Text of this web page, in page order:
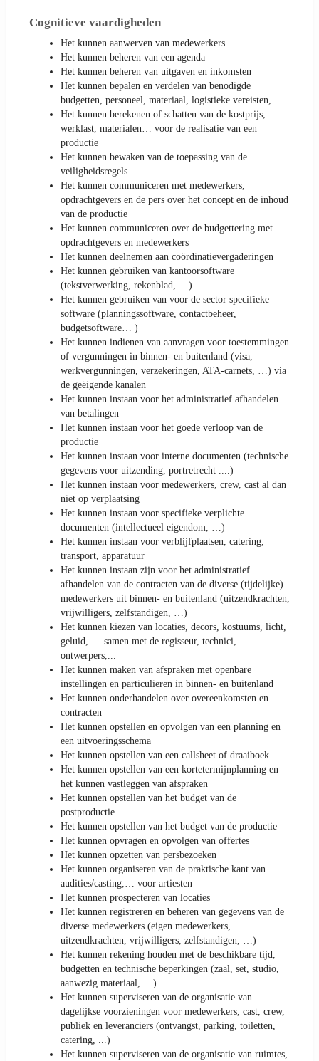
Cognitieve vaardigheden
Het kunnen aanwerven van medewerkers
Het kunnen beheren van een agenda
Het kunnen beheren van uitgaven en inkomsten
Het kunnen bepalen en verdelen van benodigde
budgetten, personeel, materiaal, logistieke vereisten, …
Het kunnen berekenen of schatten van de kostprijs,
werklast, materialen… voor de realisatie van een
productie
Het kunnen bewaken van de toepassing van de
veiligheidsregels
Het kunnen communiceren met medewerkers,
opdrachtgevers en de pers over het concept en de inhoud
van de productie
Het kunnen communiceren over de budgettering met
opdrachtgevers en medewerkers
Het kunnen deelnemen aan coördinatievergaderingen
Het kunnen gebruiken van kantoorsoftware
(tekstverwerking, rekenblad,… )
Het kunnen gebruiken van voor de sector specifieke
software (planningssoftware, contactbeheer,
budgetsoftware… )
Het kunnen indienen van aanvragen voor toestemmingen
of vergunningen in binnen- en buitenland (visa,
werkvergunningen, verzekeringen, ATA-carnets, …) via
de geëigende kanalen
Het kunnen instaan voor het administratief afhandelen
van betalingen
Het kunnen instaan voor het goede verloop van de
productie
Het kunnen instaan voor interne documenten (technische
gegevens voor uitzending, portretrecht ....)
Het kunnen instaan voor medewerkers, crew, cast al dan
niet op verplaatsing
Het kunnen instaan voor specifieke verplichte
documenten (intellectueel eigendom, …)
Het kunnen instaan voor verblijfplaatsen, catering,
transport, apparatuur
Het kunnen instaan zijn voor het administratief
afhandelen van de contracten van de diverse (tijdelijke)
medewerkers uit binnen- en buitenland (uitzendkrachten,
vrijwilligers, zelfstandigen, …)
Het kunnen kiezen van locaties, decors, kostuums, licht,
geluid, … samen met de regisseur, technici,
ontwerpers,...
Het kunnen maken van afspraken met openbare
instellingen en particulieren in binnen- en buitenland
Het kunnen onderhandelen over overeenkomsten en
contracten
Het kunnen opstellen en opvolgen van een planning en
een uitvoeringsschema
Het kunnen opstellen van een callsheet of draaiboek
Het kunnen opstellen van een kortetermijnplanning en
het kunnen vastleggen van afspraken
Het kunnen opstellen van het budget van de
postproductie
Het kunnen opstellen van het budget van de productie
Het kunnen opvragen en opvolgen van offertes
Het kunnen opzetten van persbezoeken
Het kunnen organiseren van de praktische kant van
audities/casting,… voor artiesten
Het kunnen prospecteren van locaties
Het kunnen registreren en beheren van gegevens van de
diverse medewerkers (eigen medewerkers,
uitzendkrachten, vrijwilligers, zelfstandigen, …)
Het kunnen rekening houden met de beschikbare tijd,
budgetten en technische beperkingen (zaal, set, studio,
aanwezig materiaal, …)
Het kunnen superviseren van de organisatie van
dagelijkse voorzieningen voor medewerkers, cast, crew,
publiek en leveranciers (ontvangst, parking, toiletten,
catering, ...)
Het kunnen superviseren van de organisatie van ruimtes,